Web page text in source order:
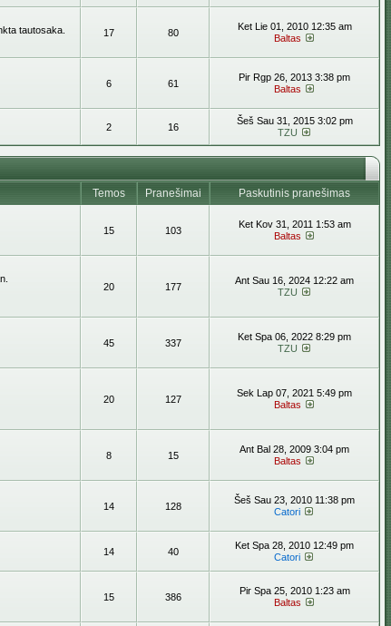
tautosaka.
17 80
Ket Lie 01, 2010 12:35 am
Baltas
6 61
Pir Rgp 26, 2013 3:38 pm
Baltas
2 16
Šeš Sau 31, 2015 3:02 pm
TZU
Temos Pranešimai
Paskutinis pranešimas
15 103
Ket Kov 31, 2011 1:53 am
Baltas
20 177
Ant Sau 16, 2024 12:22 am
TZU
45 337
Ket Spa 06, 2022 8:29 pm
TZU
20 127
Sek Lap 07, 2021 5:49 pm
Baltas
8 15
Ant Bal 28, 2009 3:04 pm
Baltas
14 128
Šeš Sau 23, 2010 11:38 pm
Catori
14 40
Ket Spa 28, 2010 12:49 pm
Catori
15 386
Pir Spa 25, 2010 1:23 am
Baltas